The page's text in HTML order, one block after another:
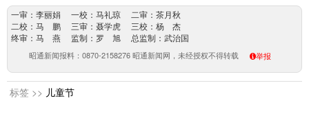
一审：李丽娟 一校：马礼琼 二审：茶月秋
二校：马 鹏 三审：聂学虎 三校：杨 杰
终审：马 燕 监制：罗 旭 总监制：武治国
昭通新闻报料：0870-2158276 昭通新闻网，未经授权不得转载 举报
标签 >> 儿童节